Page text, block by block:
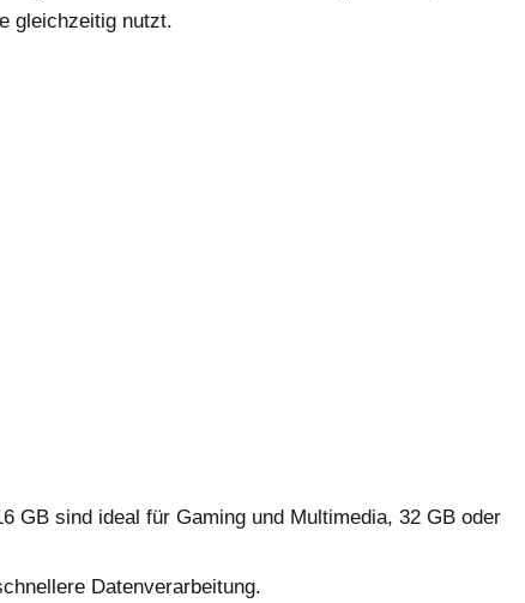
gleichzeitig nutzt.
GB sind ideal für Gaming und Multimedia, 32 GB oder
Datenverarbeitung.